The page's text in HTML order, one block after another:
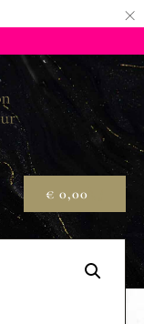
×
€ 0,00